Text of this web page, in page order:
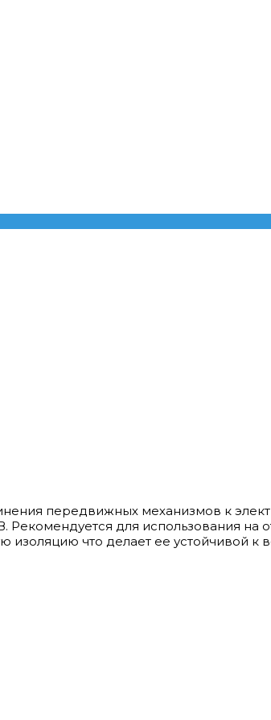
передвижных механизмов к
для использования на
что делает ее устойчивой к